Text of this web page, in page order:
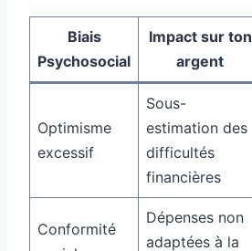
Biais
Psychosocial
Impact sur ton
argent
Optimisme
excessif
Sous-
estimation des
difficultés
financières
Conformité
Dépenses non
adaptées à la